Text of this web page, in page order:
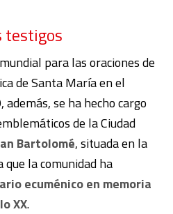
testigos
para las oraciones de
de Santa María en el
se ha hecho cargo
de la Ciudad
Bartolomé, situada en la
la comunidad ha
ecuménico en memoria
XX.